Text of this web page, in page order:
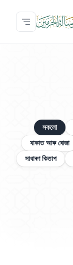
সকলো
যাকাত আৰু ৰোজা
সাধাৰণ কিতাপ